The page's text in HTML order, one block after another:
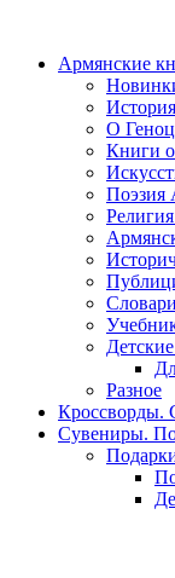
Армянские
О
Книги
Поэзия
Разное
Кроссворды.
Сувениры.